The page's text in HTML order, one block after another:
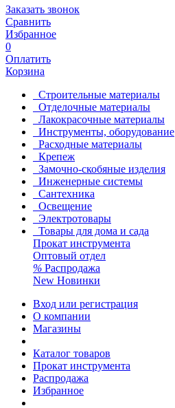
Заказать звонок
Сравнить
Избранное
0
Оплатить
Корзина
Строительные материалы
Отделочные материалы
Лакокрасочные материалы
Инструменты, оборудование
Расходные материалы
Крепеж
Замочно-скобяные изделия
Инженерные системы
Сантехника
Освещение
Электротовары
Товары для дома и сада
Прокат инструмента
Оптовый отдел
% Распродажа
New Новинки
Вход или регистрация
О компании
Магазины
Каталог товаров
Прокат инструмента
Распродажа
Избранное